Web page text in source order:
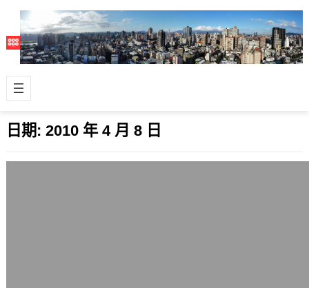
日期: 2010 年 4 月 8 日